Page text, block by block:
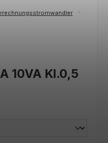
10VA Kl.0,5